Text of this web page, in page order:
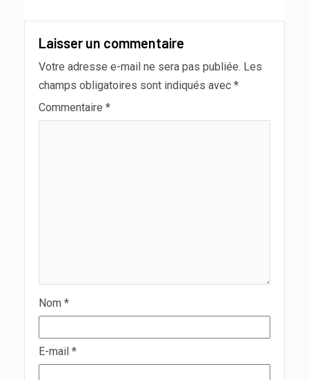
Laisser un commentaire
Votre adresse e-mail ne sera pas publiée. Les
champs obligatoires sont indiqués avec *
Commentaire *
Nom *
E-mail *